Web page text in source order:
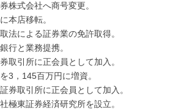
式会社へ商号変更。
本店移転。
による証券業の免許取得。
行と業務提携。
引所に正会員として加入。
，145百万円に増資。
取引所に正会員として加入。
東証券経済研究所を設立。